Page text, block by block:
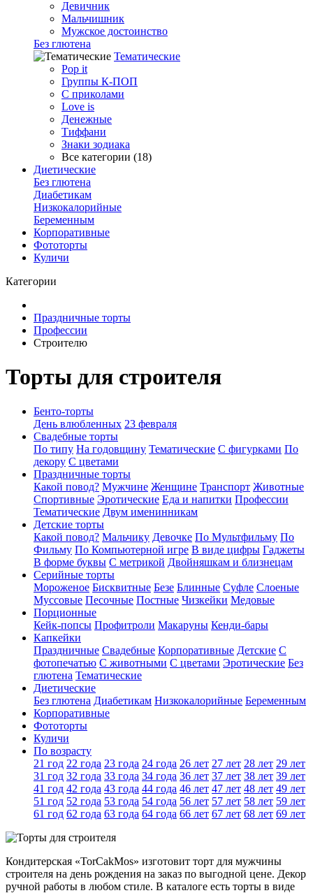
Девичник
Мальчишник
Мужское достоинство
Без глютена
Тематические
Pop it
Группы К-ПОП
С приколами
Love is
Денежные
Тиффани
Знаки зодиака
Все категории (18)
Диетические
Без глютена
Диабетикам
Низкокалорийные
Беременным
Корпоративные
Фототорты
Куличи
Категории
Праздничные торты
Профессии
Строителю
Торты для строителя
Бенто-торты
День влюбленных 23 февраля
Свадебные торты
По типу На годовщину Тематические С фигурками По
декору С цветами
Праздничные торты
Какой повод? Мужчине Женщине Транспорт Животные
Спортивные Эротические Еда и напитки Профессии
Тематические Двум именинникам
Детские торты
Какой повод? Мальчику Девочке По Мультфильму По
Фильму По Компьютерной игре В виде цифры Гаджеты
В форме буквы С метрикой Двойняшкам и близнецам
Серийные торты
Мороженое Бисквитные Безе Блинные Суфле Слоеные
Муссовые Песочные Постные Чизкейки Медовые
Порционные
Кейк-попсы Профитроли Макаруны Кенди-бары
Капкейки
Праздничные Свадебные Корпоративные Детские С
фотопечатью C животными С цветами Эротические Без
глютена Тематические
Диетические
Без глютена Диабетикам Низкокалорийные Беременным
Корпоративные
Фототорты
Куличи
По возрасту
21 год 22 года 23 года 24 года 26 лет 27 лет 28 лет 29 лет
31 год 32 года 33 года 34 года 36 лет 37 лет 38 лет 39 лет
41 год 42 года 43 года 44 года 46 лет 47 лет 48 лет 49 лет
51 год 52 года 53 года 54 года 56 лет 57 лет 58 лет 59 лет
61 год 62 года 63 года 64 года 66 лет 67 лет 68 лет 69 лет
Кондитерская «TorCakMos» изготовит торт для мужчины
строителя на день рождения на заказ по выгодной цене. Декор
ручной работы в любом стиле. В каталоге есть торты в виде